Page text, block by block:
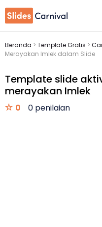
Beranda > Template Gratis >
Merayakan Imlek dalam Slide
Template slide
merayakan Imlek
0 0 penilaian